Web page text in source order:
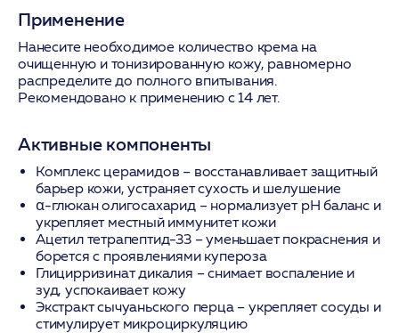
Применение
Нанесите необходимое количество крема на
очищенную и тонизированную кожу, равномерно
распределите до полного впитывания.
Рекомендовано к применению с 14 лет.
Активные компоненты
Комплекс церамидов – восстанавливает защитный
барьер кожи, устраняет сухость и шелушение
α-глюкан олигосахарид– нормализует pH баланс и
укрепляет местный иммунитет кожи
Ацетил тетрапептид-33– уменьшает покраснения и
борется с проявлениями купероза
Глицирризинат дикалия – снимает воспаление и
зуд, успокаивает кожу
Экстракт сычуаньского перца– укрепляет сосуды и
стимулирует микроциркуляцию